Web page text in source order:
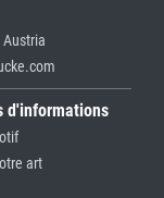
Austria
d'informations
art